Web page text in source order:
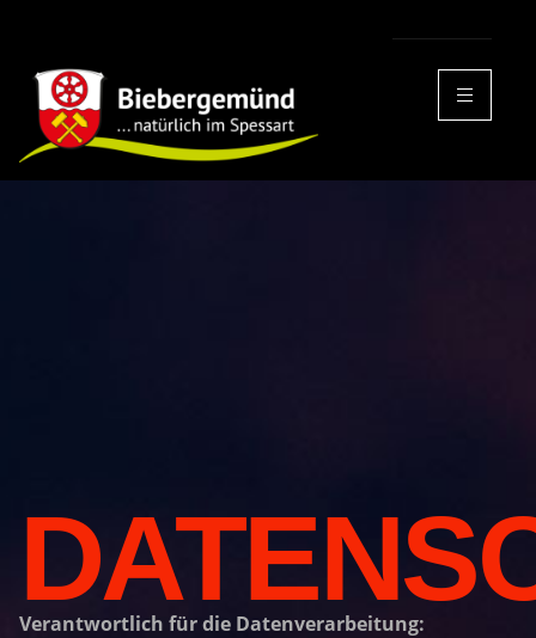
Verantwortlich für die Datenverarbeitung: